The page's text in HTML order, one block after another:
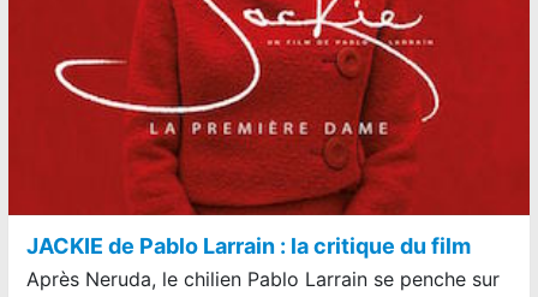
JACKIE de Pablo Larrain : la critique du film
Après Neruda, le chilien Pablo Larrain se penche sur